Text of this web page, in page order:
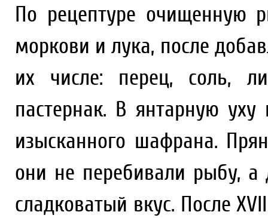
По рецептуре очищенную
моркови и лука, после
их числе: перец, соль,
пастернак. В янтарную
изысканного шафрана.
они не перебивали рыбу, а
сладковатый вкус. После